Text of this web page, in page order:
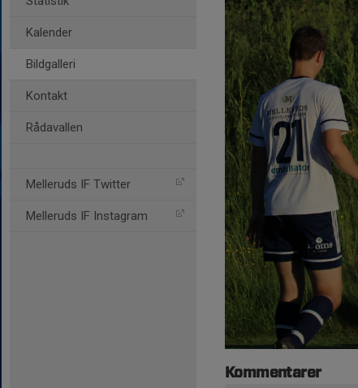
Kalender
Bildgalleri
Kontakt
Rådavallen
Melleruds IF Twitter
Melleruds IF Instagram
Kommentarer